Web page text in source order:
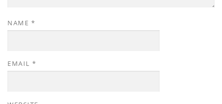
NAME *
EMAIL *